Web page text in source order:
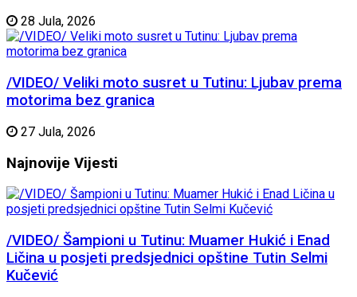
28 Jula, 2026
/VIDEO/ Veliki moto susret u Tutinu: Ljubav prema
motorima bez granica
27 Jula, 2026
Najnovije Vijesti
/VIDEO/ Šampioni u Tutinu: Muamer Hukić i Enad
Ličina u posjeti predsjednici opštine Tutin Selmi
Kučević